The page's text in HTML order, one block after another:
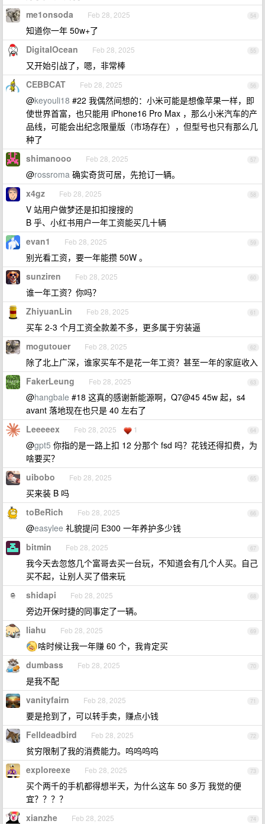
54
me1onsoda Feb 28, 2025
知道你一年 50w+了
55
DigitaIOcean Feb 28, 2025
又开始引战了，嗯，非常棒
56
CEBBCAT Feb 28, 2025
@keyouli18 #22 我偶然间想的：小米可能是想像苹果一样，即
使世界首富，也只能用 iPhone16 Pro Max ，那么小米汽车的产
品线，可能会出纪念限量版（市场存在），但型号也只有那么几
种了
57
shimanooo Feb 28, 2025
@rossroma 确实奇货可居，先抢订一辆。
58
x4gz Feb 28, 2025
V 站用户做梦还是扣扣搜搜的
B 乎、小红书用户一年工资能买几十辆
59
evan1 Feb 28, 2025
别光看工资，要一年能攒 50W 。
60
sunziren Feb 28, 2025
谁一年工资？你吗？
61
ZhiyuanLin Feb 28, 2025
买车 2-3 个月工资全款差不多，更多属于穷装逼
62
mogutouer Feb 28, 2025
除了北上广深，谁家买车不是花一年工资？甚至一年的家庭收入
63
FakerLeung Feb 28, 2025
@hangbale #18 这真的感谢新能源啊，Q7@45 45w 起，s4
avant 落地现在也只是 40 左右了
64
Leeeeex Feb 28, 2025 1
@gpt5 你指的是一路上扣 12 分那个 fsd 吗？花钱还得扣费，为
啥要买？
65
uibobo Feb 28, 2025
买来装 B 吗
66
toBeRich Feb 28, 2025
@easylee 礼貌提问 E300 一年养护多少钱
67
bitmin Feb 28, 2025
我今天去忽悠几个富哥去买一台玩，不知道会有几个人买。自己
买不起，让别人买了借来玩
68
shidapi Feb 28, 2025
旁边开保时捷的同事定了一辆。
69
liahu Feb 28, 2025
啥时候让我一年赚 60 个，我肯定买
70
dumbass Feb 28, 2025
是我不配
71
vanityfairn Feb 28, 2025
要是抢到了，可以转手卖，赚点小钱
72
Felldeadbird Feb 28, 2025
贫穷限制了我的消费能力。呜呜呜呜
73
exploreexe Feb 28, 2025
买个两千的手机都得想半天，为什么这车 50 多万 我觉的便
宜？？？？
74
xianzhe Feb 28, 2025